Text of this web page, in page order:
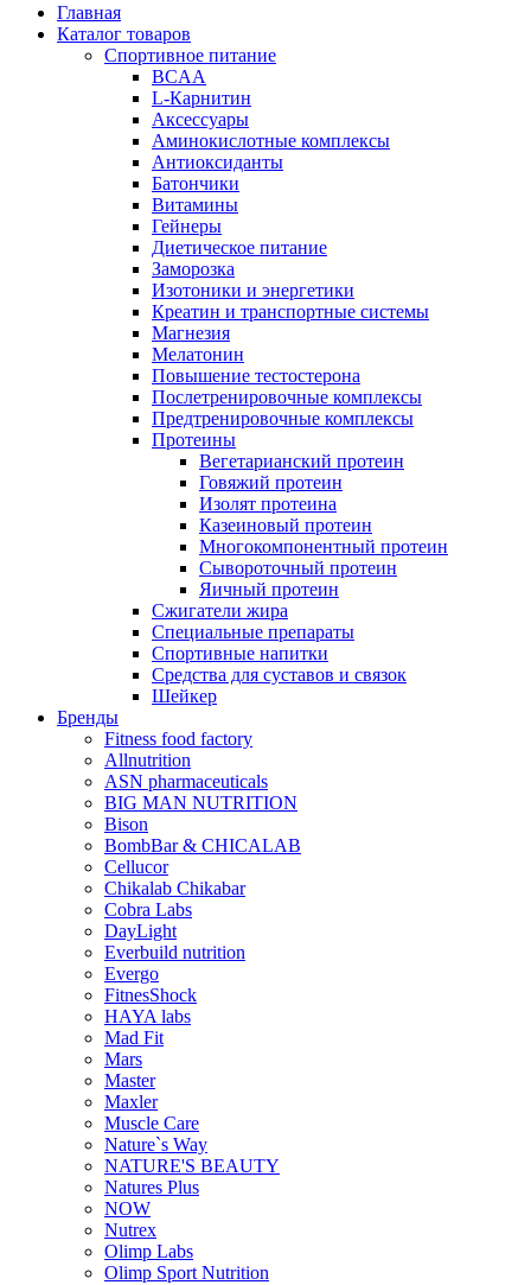
Главная
Каталог товаров
Спортивное питание
BCAA
L-Карнитин
Аксессуары
Аминокислотные комплексы
Антиоксиданты
Батончики
Витамины
Гейнеры
Диетическое питание
Заморозка
Изотоники и энергетики
Креатин и транспортные системы
Магнезия
Мелатонин
Повышение тестостерона
Послетренировочные комплексы
Предтренировочные комплексы
Протеины
Вегетарианский протеин
Говяжий протеин
Изолят протеина
Казеиновый протеин
Многокомпонентный протеин
Сывороточный протеин
Яичный протеин
Сжигатели жира
Специальные препараты
Спортивные напитки
Средства для суставов и связок
Шейкер
Бренды
Fitness food factory
Allnutrition
ASN pharmaceuticals
BIG MAN NUTRITION
Bison
BombBar & CHICALAB
Cellucor
Chikalab Chikabar
Cobra Labs
DayLight
Everbuild nutrition
Evergo
FitnesShock
HAYA labs
Mad Fit
Mars
Master
Maxler
Muscle Care
Nature`s Way
NATURE'S BEAUTY
Natures Plus
NOW
Nutrex
Olimp Labs
Olimp Sport Nutrition